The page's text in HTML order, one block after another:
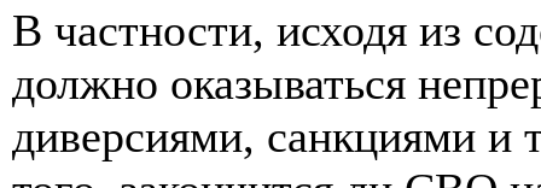
В частности, исходя из
должно оказываться
диверсиями, санкциями и